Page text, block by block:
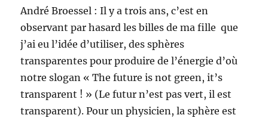
André Broessel : Il y a trois ans, c’est en
observant par hasard les billes de ma fille que
j’ai eu l’idée d’utiliser, des sphères
transparentes pour produire de l’énergie d’où
notre slogan « The future is not green, it’s
transparent ! » (Le futur n’est pas vert, il est
transparent). Pour un physicien, la sphère est